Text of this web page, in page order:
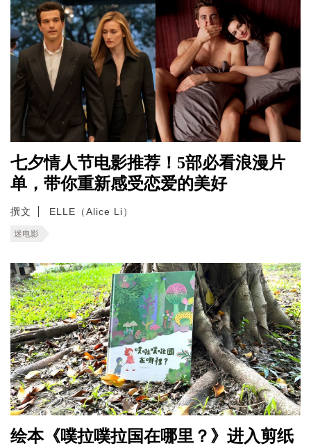
七夕情人节电影推荐！5部必看浪漫片
单，带你重新感受恋爱的美好
撰文 ELLE（Alice Li）
迷电影
绘本《噗拉噗拉国在哪里？》进入剪纸